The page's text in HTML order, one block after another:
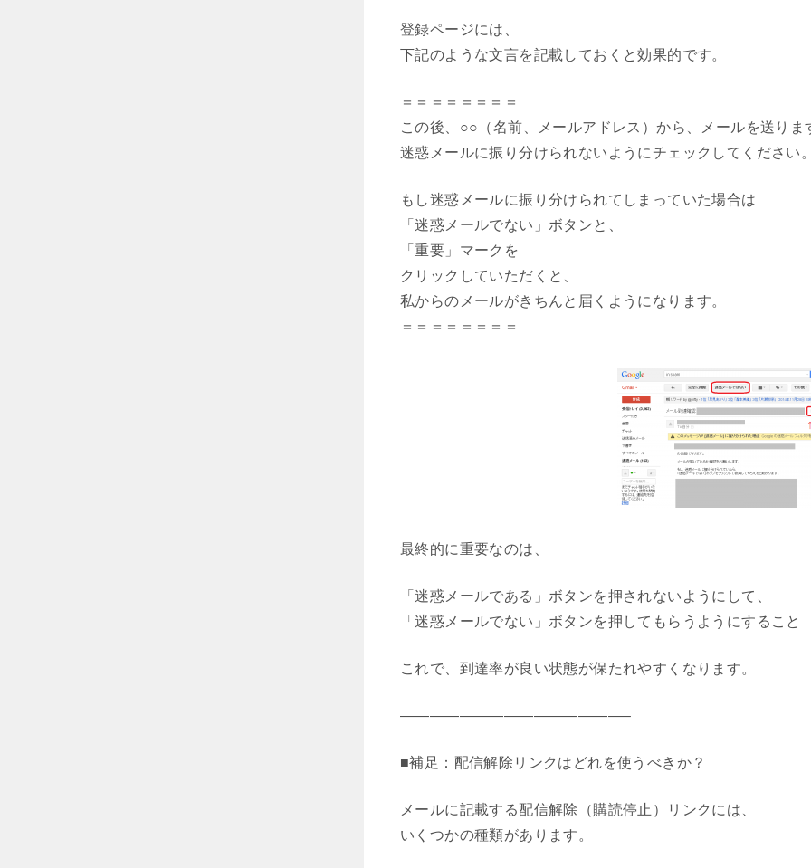
登録ページには、
下記のような文言を記載しておくと効果的です。
＝＝＝＝＝＝＝＝
この後、○○（名前、メールアドレス）から、メールを送りま
迷惑メールに振り分けられないようにチェックしてください
もし迷惑メールに振り分けられてしまっていた場合は
「迷惑メールでない」ボタンと、
「重要」マークを
クリックしていただくと、
私からのメールがきちんと届くようになります。
＝＝＝＝＝＝＝＝
最終的に重要なのは、
「迷惑メールである」ボタンを押されないようにして、
「迷惑メールでない」ボタンを押してもらうようにすること
これで、到達率が良い状態が保たれやすくなります。
———————————————–
■補足：配信解除リンクはどれを使うべきか？
メールに記載する配信解除（購読停止）リンクには、
いくつかの種類があります。